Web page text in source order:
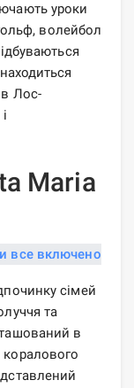
уроки
волейбол
Лос-
Maria
сімей
та
в